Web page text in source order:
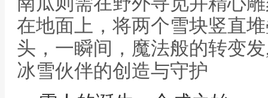
在地面上，将两个雪块竖直
头，一瞬间，魔法般的转变
冰雪伙伴的创造与守护